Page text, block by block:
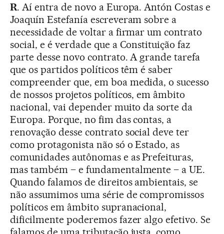
R. Aí entra de novo a Europa. Antón Costas e
Joaquín Estefanía escreveram sobre a
necessidade de voltar a firmar um contrato
social, e é verdade que a Constituição faz
parte desse novo contrato. A grande tarefa
que os partidos políticos têm é saber
compreender que, em boa medida, o sucesso
de nossos projetos políticos, em âmbito
nacional, vai depender muito da sorte da
Europa. Porque, no fim das contas, a
renovação desse contrato social deve ter
como protagonista não só o Estado, as
comunidades autônomas e as Prefeituras,
mas também – e fundamentalmente – a UE.
Quando falamos de direitos ambientais, se
não assumimos uma série de compromissos
políticos em âmbito supranacional,
dificilmente poderemos fazer algo efetivo. Se